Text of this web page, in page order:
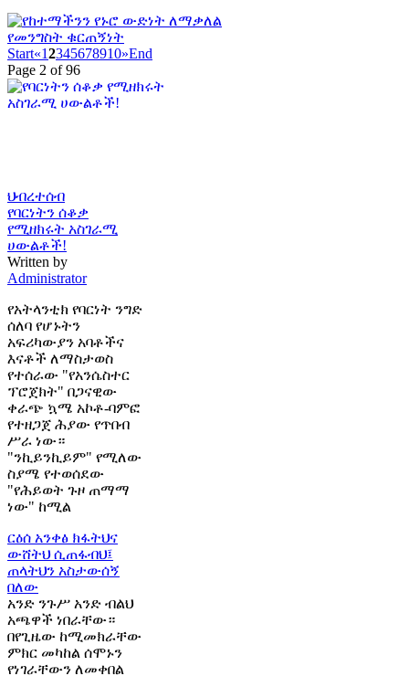
Start«12345678910»End
Page 2 of 96
ህብረተሰብ
የባርነትን ሰቆቃ
የሚዘክሩት አስገራሚ
ሀውልቶች!
Written by
Administrator
የአትላንቲክ የባርነት ንግድ
ሰለባ የሆኑትን
አፍሪካውያን አባቶችና
እናቶች ለማስታወስ
የተሰራው "የአንሴስተር
ፕሮጀክት" በጋናዊው
ቀራጭ ኳሜ አኮቶ-ባምፎ
የተዘጋጀ ሕያው የጥበብ
ሥራ ነው።
"ንኪይንኪይም" የሚለው
ስያሜ የተወሰደው
"የሕይወት ጉዞ ጠማማ
ነው" ከሚል
ርዕሰ አንቀፅ ክፋትህና
ውሸትህ ሲጠፋብህ፤
ጠላትህን አስታውሰኝ
በለው
አንድ ንጉሥ አንድ ብልህ
አጫዋች ነበራቸው።
በየጊዜው ከሚመክራቸው
ምክር መካከል ሰሞኑን
የነገራቸውን ለመቀበል